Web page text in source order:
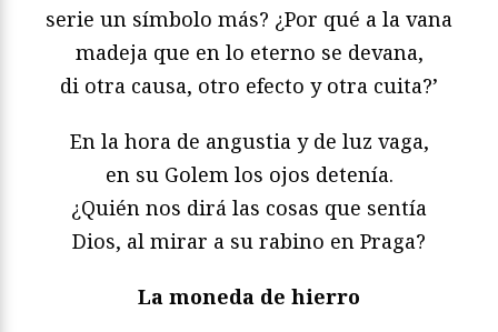
serie un símbolo más? ¿Por qué a la vana
madeja que en lo eterno se devana,
di otra causa, otro efecto y otra cuita?’
En la hora de angustia y de luz vaga,
en su Golem los ojos detenía.
¿Quién nos dirá las cosas que sentía
Dios, al mirar a su rabino en Praga?
La moneda de hierro